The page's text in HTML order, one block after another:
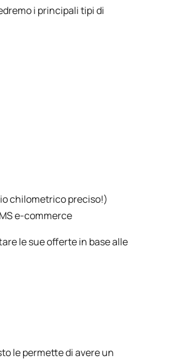
i principali tipi di
chilometrico preciso!)
e-commerce
le sue offerte in base alle
le permette di avere un